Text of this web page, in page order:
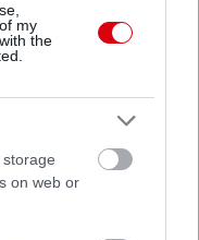
my
the
on web or